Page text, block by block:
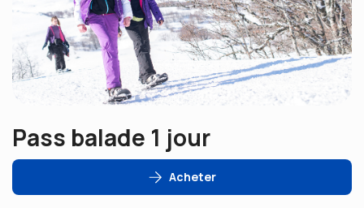
Pass balade 1 jour
Acheter